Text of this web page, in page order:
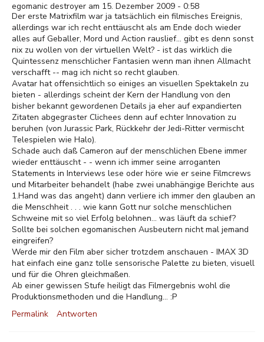
egomanic destroyer am 15. Dezember 2009 - 0:58
Der erste Matrixfilm war ja tatsächlich ein filmisches Ereignis,
allerdings war ich recht enttäuscht als am Ende doch wieder
alles auf Geballer, Mord und Action rauslief... gibt es denn sonst
nix zu wollen von der virtuellen Welt? - ist das wirklich die
Quintessenz menschlicher Fantasien wenn man ihnen Allmacht
verschafft -- mag ich nicht so recht glauben.
Avatar hat offensichtlich so einiges an visuellen Spektakeln zu
bieten - allerdings scheint der Kern der Handlung von den
bisher bekannt gewordenen Details ja eher auf expandierten
Zitaten abgegraster Clichees denn auf echter Innovation zu
beruhen (von Jurassic Park, Rückkehr der Jedi-Ritter vermischt
Telespielen wie Halo).
Schade auch daß Cameron auf der menschlichen Ebene immer
wieder enttäuscht - - wenn ich immer seine arroganten
Statements in Interviews lese oder höre wie er seine Filmcrews
und Mitarbeiter behandelt (habe zwei unabhängige Berichte aus
1.Hand was das angeht) dann verliere ich immer den glauben an
die Menschheit . . . wie kann Gott nur solche menschlichen
Schweine mit so viel Erfolg belohnen... was läuft da schief?
Sollte bei solchen egomanischen Ausbeutern nicht mal jemand
eingreifen?
Werde mir den Film aber sicher trotzdem anschauen - IMAX 3D
hat einfach eine ganz tolle sensorische Palette zu bieten, visuell
und für die Ohren gleichmaßen.
Ab einer gewissen Stufe heiligt das Filmergebnis wohl die
Produktionsmethoden und die Handlung... :P
Permalink
Antworten